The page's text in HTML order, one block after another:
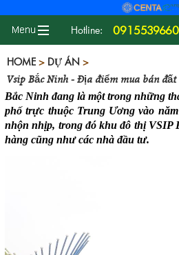
Hotline: 0915539660
HOME > DỰ ÁN >
Vsip Bắc Ninh - Địa điểm mua bán
Bắc Ninh đang là một trong những
phố trực thuộc Trung Ương vào
nhộn nhịp, trong đó khu đô thị VSIP
hàng cũng như các nhà đầu tư.